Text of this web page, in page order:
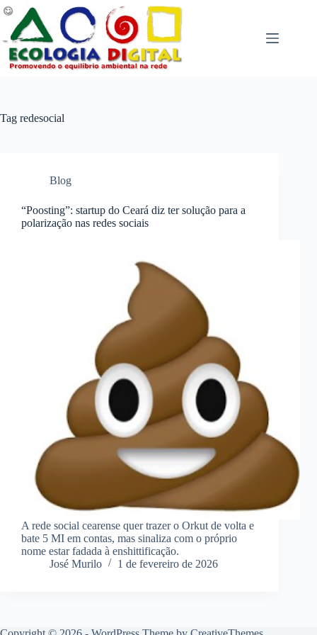
Pular
para
conteúdo
Tag redesocial
Blog
“Poosting”: startup do Ceará diz ter solução para a
polarização nas redes sociais
A rede social cearense quer trazer o Orkut de volta e
bate 5 MI em contas, mas sinaliza com o próprio
nome estar fadada à enshittificação.
José Murilo
1 de fevereiro de 2026